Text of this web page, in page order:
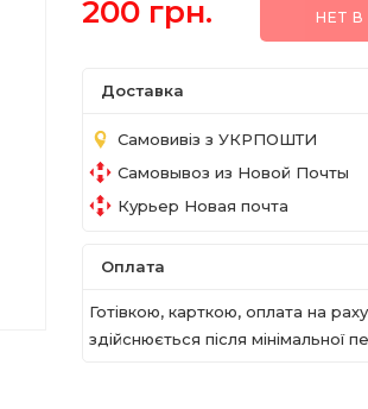
200 грн. НЕТ
Доставка
Самовивіз з УКРПОШТИ
Самовывоз из Новой Почты
Курьер Новая почта
Оплата
Готівкою, карткою, оплата на
здійснюється після мінімальної